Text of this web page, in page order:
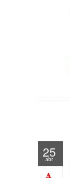
25
abr